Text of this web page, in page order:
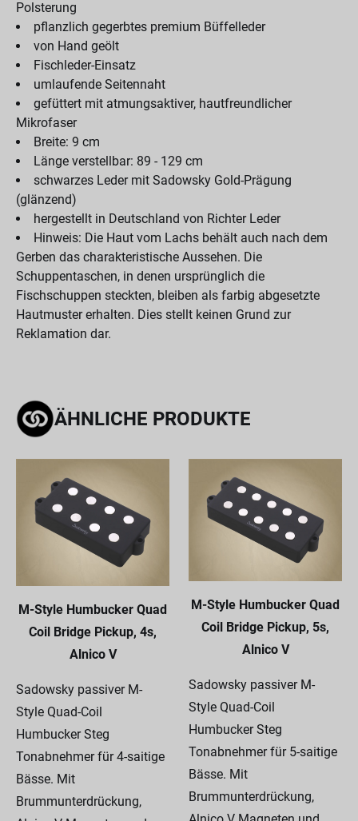
Polsterung
pflanzlich gegerbtes premium Büffelleder
von Hand geölt
Fischleder-Einsatz
umlaufende Seitennaht
gefüttert mit atmungsaktiver, hautfreundlicher
Mikrofaser
Breite: 9 cm
Länge verstellbar: 89 - 129 cm
schwarzes Leder mit Sadowsky Gold-Prägung
(glänzend)
hergestellt in Deutschland von Richter Leder
Hinweis: Die Haut vom Lachs behält auch nach dem
Gerben das charakteristische Aussehen. Die
Schuppentaschen, in denen ursprünglich die
Fischschuppen steckten, bleiben als farbig abgesetzte
Hautmuster erhalten. Dies stellt keinen Grund zur
Reklamation dar.
ÄHNLICHE PRODUKTE
M-Style Humbucker Quad
Coil Bridge Pickup, 4s,
Alnico V
Sadowsky passiver M-
Style Quad-Coil
Humbucker Steg
Tonabnehmer für 4-saitige
Bässe. Mit
Brummunterdrückung,
M-Style Humbucker Quad
Coil Bridge Pickup, 5s,
Alnico V
Sadowsky passiver M-
Style Quad-Coil
Humbucker Steg
Tonabnehmer für 5-saitige
Bässe. Mit
Brummunterdrückung,